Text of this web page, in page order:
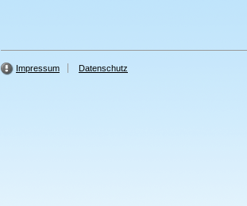
Impressum Datenschutz